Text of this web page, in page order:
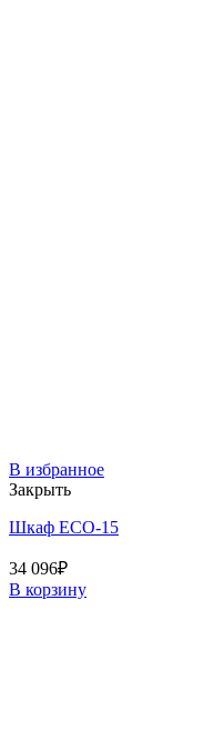
В избранное
Закрыть
Шкаф ECO-15
34 096₽
В корзину